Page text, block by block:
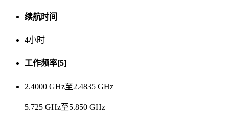
续航时间
4小时
工作频率[5]
2.4000 GHz至2.4835 GHz
5.725 GHz至5.850 GHz